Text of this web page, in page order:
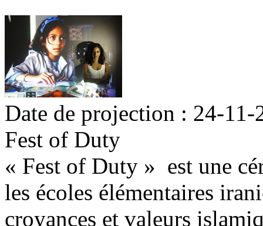
Date de projection : 24-
Fest of Duty
« Fest of Duty » est une
les écoles élémentaires
croyances et valeurs